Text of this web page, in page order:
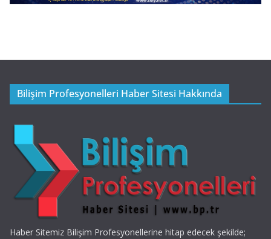
Bilişim Profesyonelleri Haber Sitesi Hakkında
Haber Sitemiz Bilişim Profesyonellerine hitap edecek şekilde;